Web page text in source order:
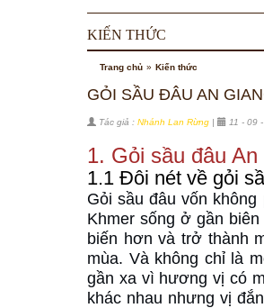
KIẾN THỨC
Trang chủ » Kiến thức
GỎI SẦU ĐÂU AN
Tác giả : Nhánh Lan Rừng | 11 - 09
1. Gỏi sầu đâu
1.1 Đôi nét về gỏi
Gỏi sầu đâu vốn
Khmer sống ở gần
biến hơn và trở thành
mùa. Và không chỉ là
gần xa vì hương vị có
khác nhau nhưng vị